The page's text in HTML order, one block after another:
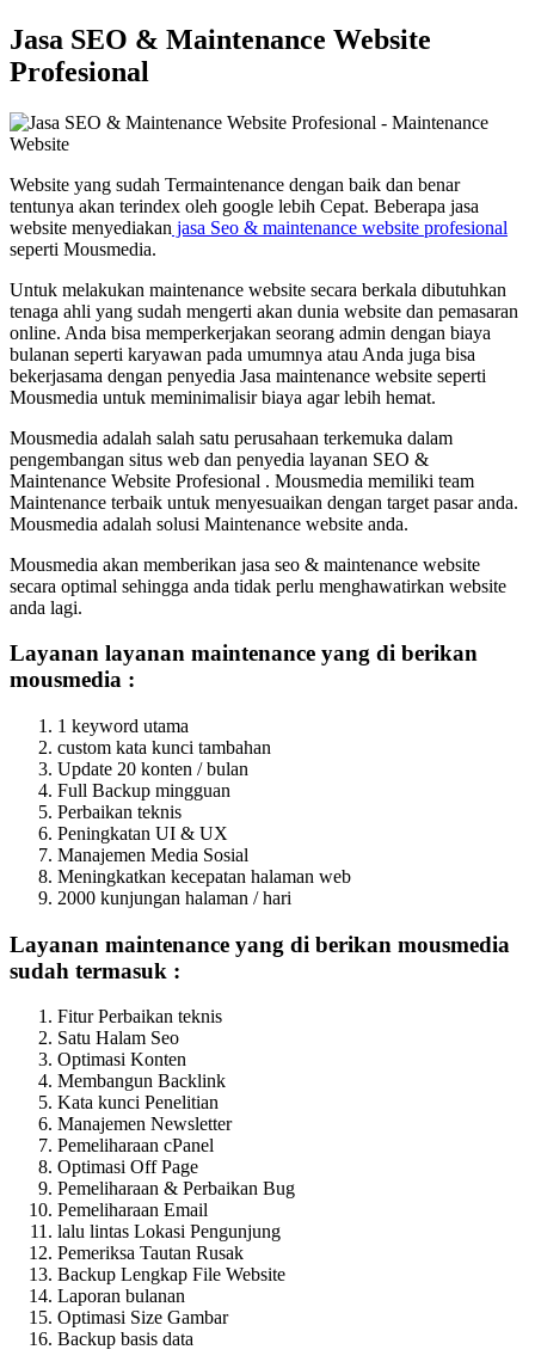
Jasa SEO & Maintenance Website
Profesional
Website yang sudah Termaintenance dengan baik dan benar
tentunya akan terindex oleh google lebih Cepat. Beberapa jasa
website menyediakan jasa Seo & maintenance website profesional
seperti Mousmedia.
Untuk melakukan maintenance website secara berkala dibutuhkan
tenaga ahli yang sudah mengerti akan dunia website dan pemasaran
online. Anda bisa memperkerjakan seorang admin dengan biaya
bulanan seperti karyawan pada umumnya atau Anda juga bisa
bekerjasama dengan penyedia Jasa maintenance website seperti
Mousmedia untuk meminimalisir biaya agar lebih hemat.
Mousmedia adalah salah satu perusahaan terkemuka dalam
pengembangan situs web dan penyedia layanan SEO &
Maintenance Website Profesional . Mousmedia memiliki team
Maintenance terbaik untuk menyesuaikan dengan target pasar anda.
Mousmedia adalah solusi Maintenance website anda.
Mousmedia akan memberikan jasa seo & maintenance website
secara optimal sehingga anda tidak perlu menghawatirkan website
anda lagi.
Layanan layanan maintenance yang di berikan
mousmedia :
1 keyword utama
custom kata kunci tambahan
Update 20 konten / bulan
Full Backup mingguan
Perbaikan teknis
Peningkatan UI & UX
Manajemen Media Sosial
Meningkatkan kecepatan halaman web
2000 kunjungan halaman / hari
Layanan maintenance yang di berikan mousmedia
sudah termasuk :
Fitur Perbaikan teknis
Satu Halam Seo
Optimasi Konten
Membangun Backlink
Kata kunci Penelitian
Manajemen Newsletter
Pemeliharaan cPanel
Optimasi Off Page
Pemeliharaan & Perbaikan Bug
Pemeliharaan Email
lalu lintas Lokasi Pengunjung
Pemeriksa Tautan Rusak
Backup Lengkap File Website
Laporan bulanan
Optimasi Size Gambar
Backup basis data